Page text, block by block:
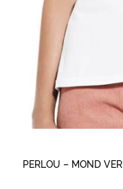
PERLOU – MOND